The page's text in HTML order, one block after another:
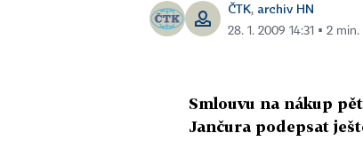
ČTK, archiv HN
28. 1. 2009 14:31 ▪ 2
Smlouvu na nákup
Jančura podepsat